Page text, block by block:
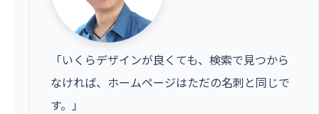
「いくらデザインが良くても、検索で見つから
なければ、ホームページはただの名刺と同じで
す。」